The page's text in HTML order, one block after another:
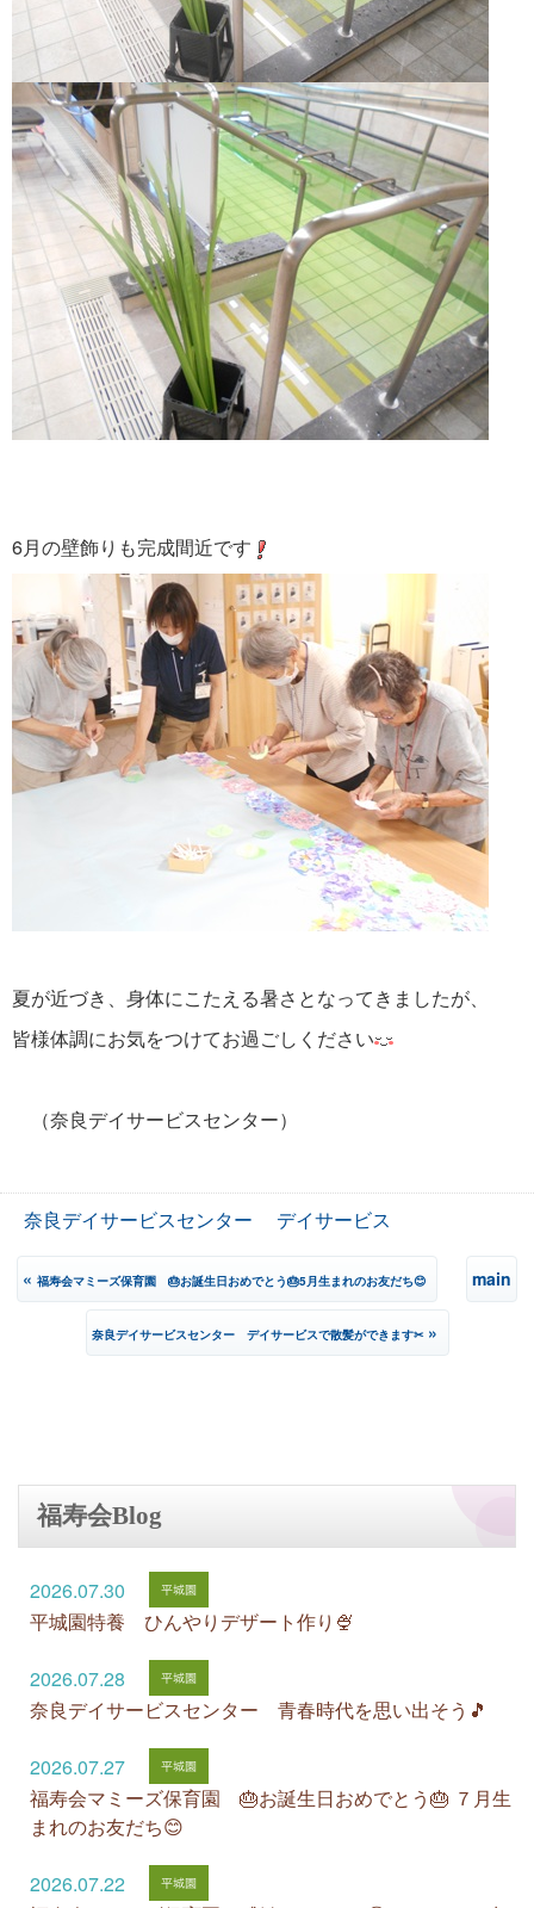
6月の壁飾りも完成間近です
夏が近づき、身体にこたえる暑さとなってきましたが、
皆様体調にお気をつけてお過ごしください
（奈良デイサービスセンター）
奈良デイサービスセンター デイサービス
« 福寿会マミーズ保育園 🎂お誕生日おめでとう🎂5月生まれのお友だち😊 main
奈良デイサービスセンター デイサービスで散髪ができます✂»
福寿会Blog
2026.07.30
平城園特養 ひんやりデザート作り🍨
2026.07.28
奈良デイサービスセンター 青春時代を思い出そう🎵
2026.07.27
福寿会マミーズ保育園 🎂お誕生日おめでとう🎂 ７月生
まれのお友だち😊
2026.07.22